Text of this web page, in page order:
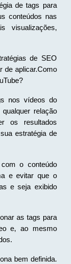
de tags para
conteúdos nas
visualizações,
de SEO
de aplicar.Como
nos vídeos do
relação
os resultados
estratégia de
o conteúdo
e evitar que o
e seja exibido
as tags para
e, ao mesmo
bem definida.